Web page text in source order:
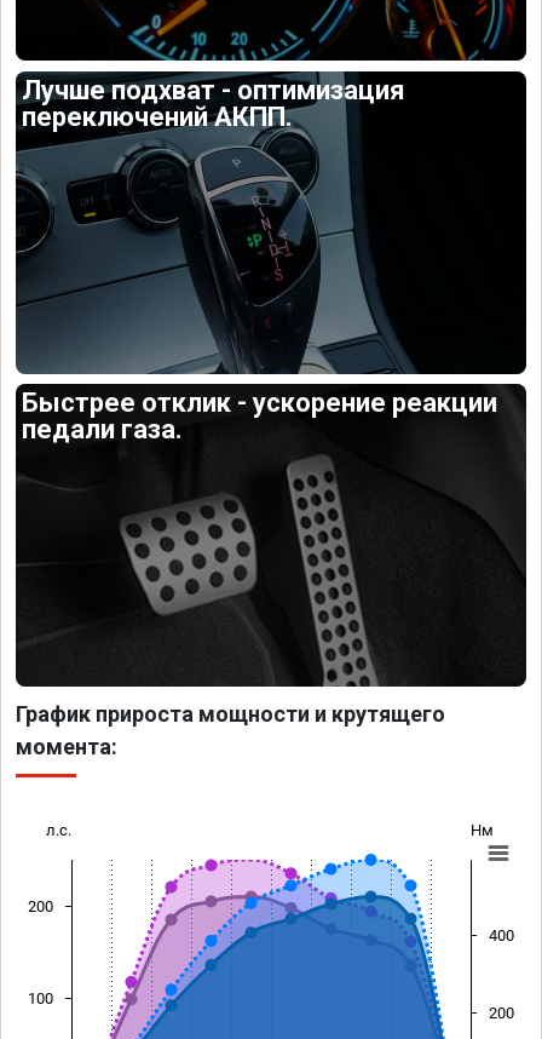
Лучше подхват - оптимизация
переключений АКПП.
Быстрее отклик - ускорение реакции
педали газа.
График прироста мощности и крутящего
момента:
л.с. Нм
100
200
200
400